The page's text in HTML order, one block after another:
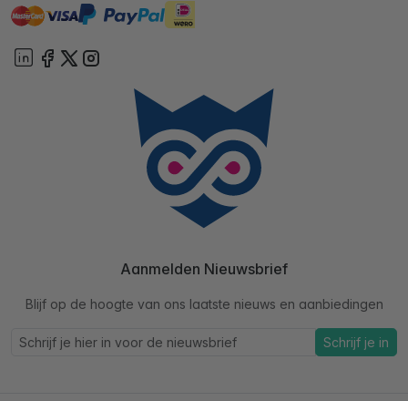
mastervisa paypal ideal
Aanmelden Nieuwsbrief
Blijf op de hoogte van ons laatste nieuws en aanbiedingen
Schrijf je in